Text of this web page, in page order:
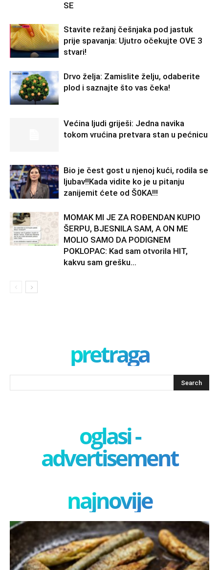
SE
Stavite režanj češnjaka pod jastuk
prije spavanja: Ujutro očekujte OVE 3
stvari!
Drvo želja: Zamislite želju, odaberite
plod i saznajte što vas čeka!
Većina ljudi griješi: Jedna navika
tokom vrućina pretvara stan u pećnicu
Bio je čest gost u njenoj kući, rodila se
ljubav!!Kada vidite ko je u pitanju
zanijemit ćete od Š0KA!!!
MOMAK MI JE ZA ROĐENDAN KUPIO
ŠERPU, BJESNILA SAM, A ON ME
MOLIO SAMO DA PODIGNEM
POKLOPAC: Kad sam otvorila HIT,
kakvu sam grešku...
pretraga
oglasi -
advertisement
najnovije